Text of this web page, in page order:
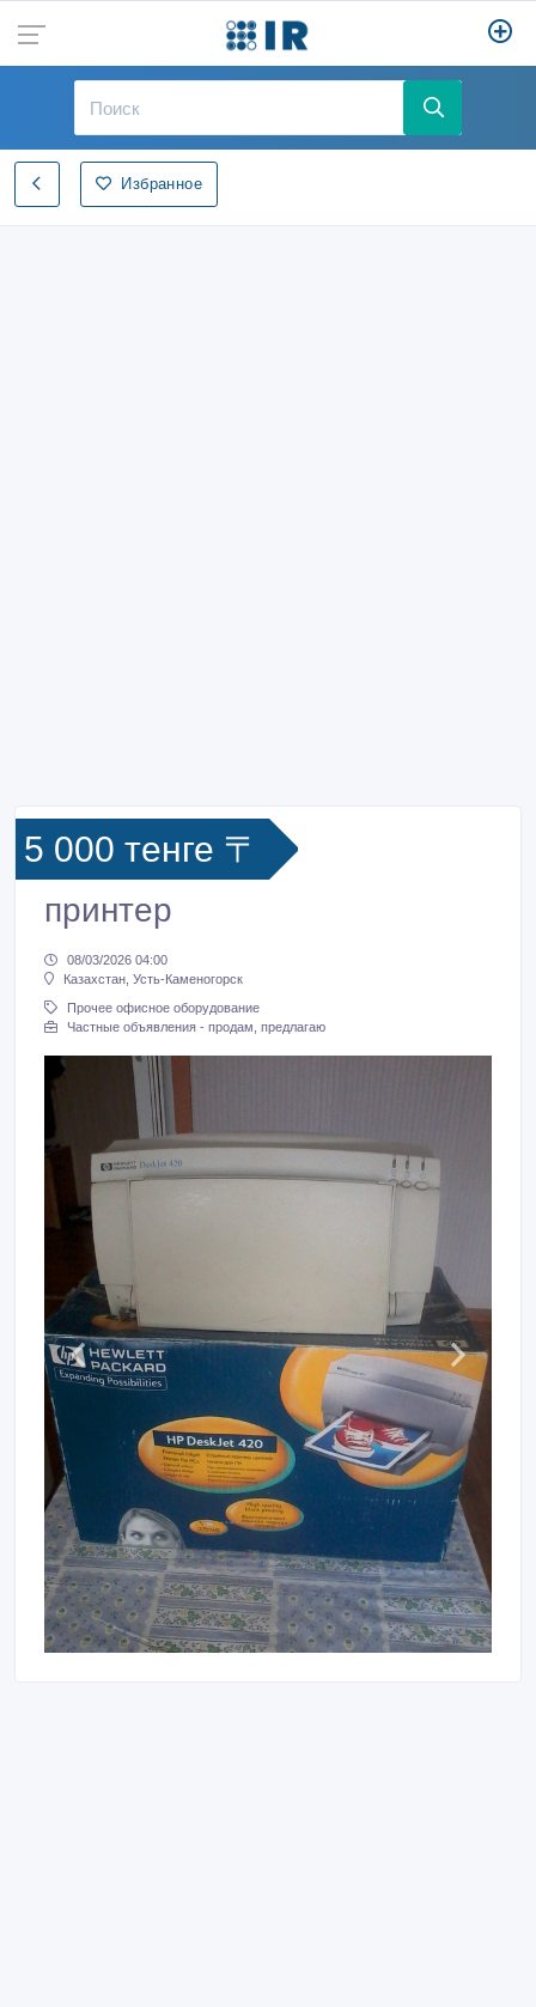
Избранное
5 000 тенге 〒
принтер
08/03/2026 04:00
Казахстан, Усть-Каменогорск
Прочее офисное оборудование
Частные объявления - продам, предлагаю